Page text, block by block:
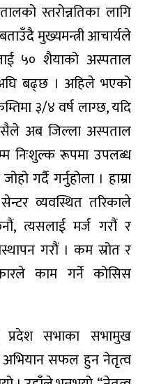
स्तरोन्नतिका लागि
मुख्यमन्त्री आचार्यले
५० शैयाको अस्पताल
बढ्छ । अहिले भएको
३/४ वर्ष लाग्छ, यदि
अब जिल्ला अस्पताल
निःशुल्क रूपमा उपलब्ध
गर्दै गर्नुहोला । हाम्रा
व्यवस्थित तरिकाले
त्यसलाई मर्ज गरौं र
गरौं । कम स्रोत र
काम गर्ने कोसिस
प्रदेश सभाका सभामुख
सफल हुन नेतृत्व